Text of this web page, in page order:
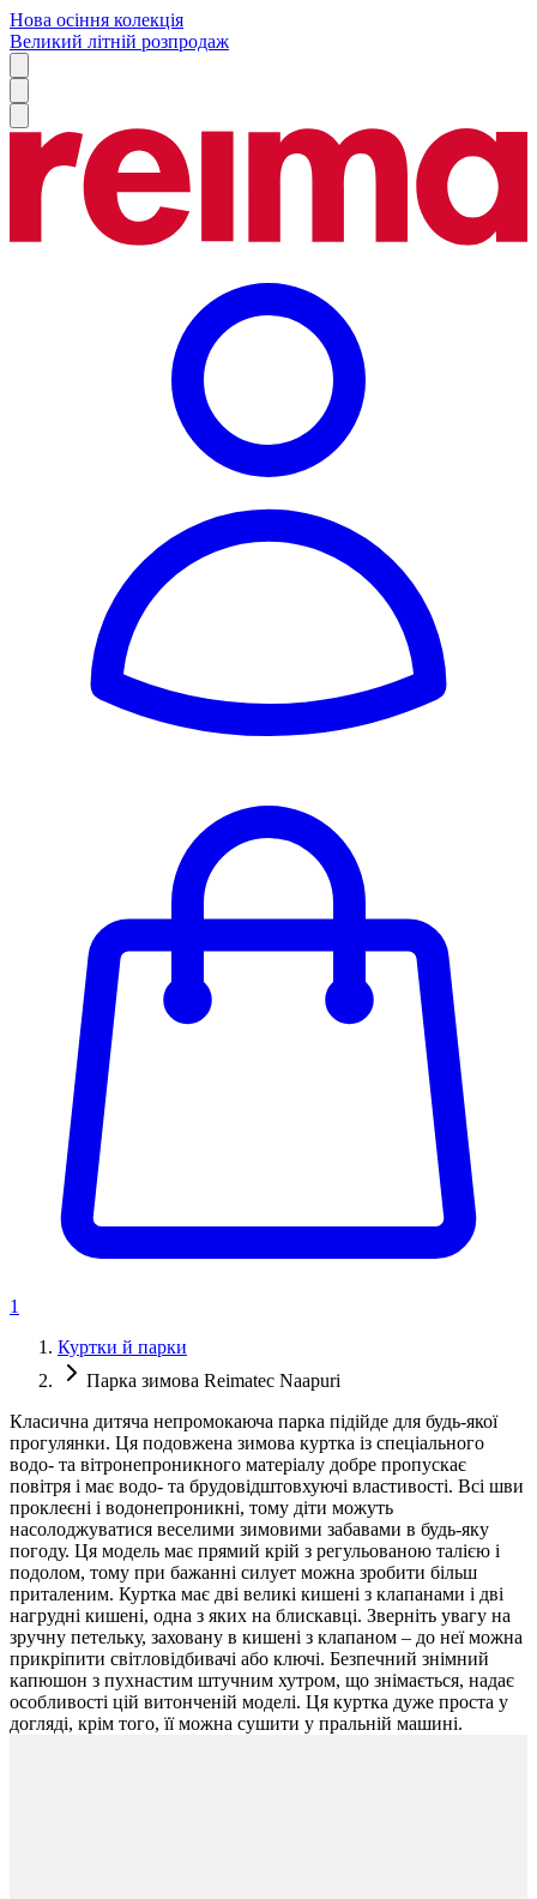
Нова осіння колекція
Великий літній розпродаж
1
Куртки й парки
Парка зимова Reimatec Naapuri
Класична дитяча непромокаюча парка підійде для будь-якої
прогулянки. Ця подовжена зимова куртка із спеціального
водо- та вітронепроникного матеріалу добре пропускає
повітря і має водо- та брудовідштовхуючі властивості. Всі шви
проклеєні і водонепроникні, тому діти можуть
насолоджуватися веселими зимовими забавами в будь-яку
погоду. Ця модель має прямий крій з регульованою талією і
подолом, тому при бажанні силует можна зробити більш
приталеним. Куртка має дві великі кишені з клапанами і дві
нагрудні кишені, одна з яких на блискавці. Зверніть увагу на
зручну петельку, заховану в кишені з клапаном – до неї можна
прикріпити світловідбивачі або ключі. Безпечний знімний
капюшон з пухнастим штучним хутром, що знімається, надає ​​
особливості цій витонченій моделі. Ця куртка дуже проста у
догляді, крім того, її можна сушити у пральній машині.